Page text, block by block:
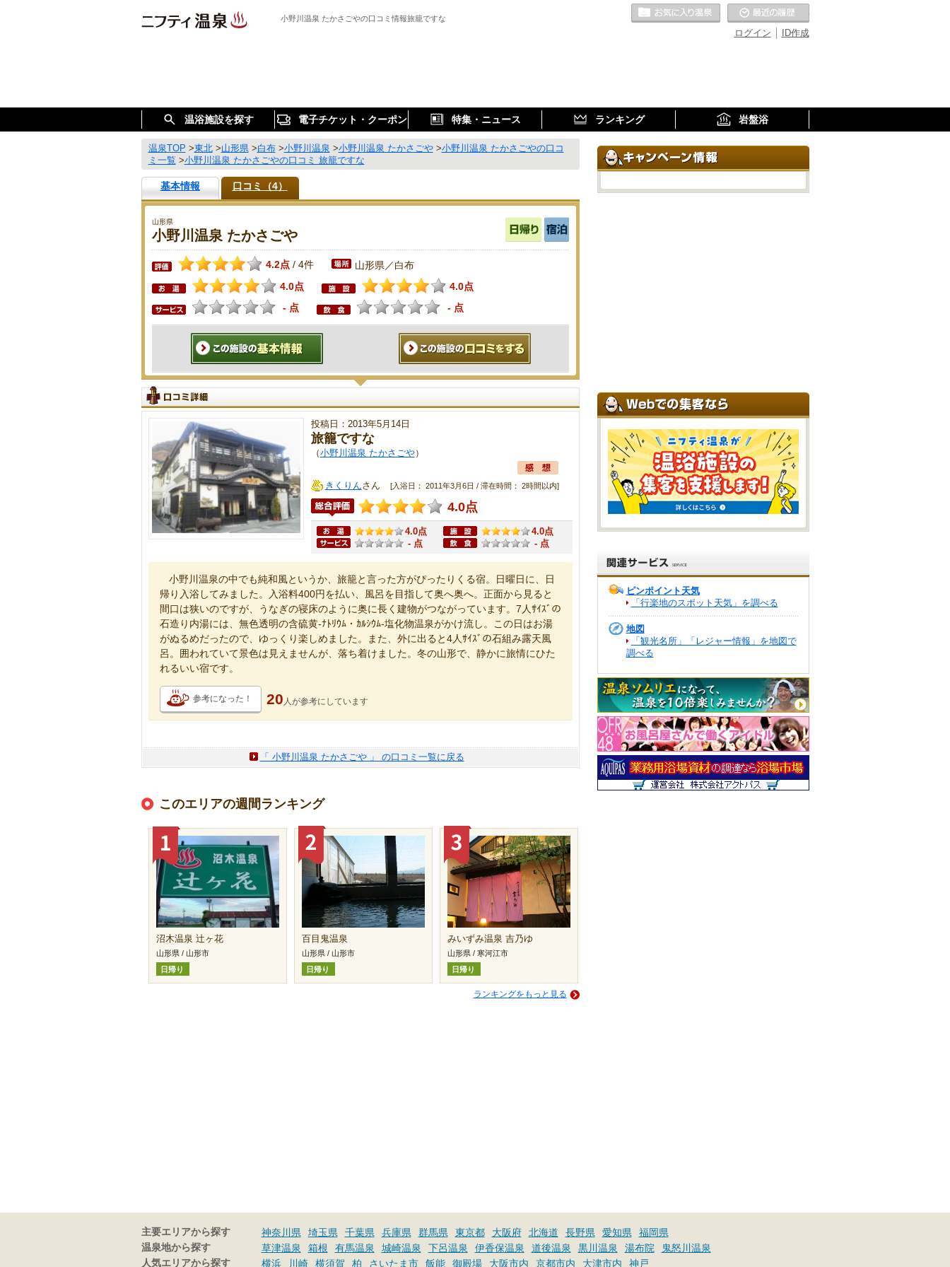
小野川温泉 たかさごやの口コミ情報旅籠ですな
ID作成
ログイン
お気に入りの温泉
温浴施設を探す 電子チケット・クーポン 特集・ニュース ランキング 岩盤浴
温泉TOP >東北>山形県>白布>小野川温泉 >小野川温泉 たかさごや>小野川温泉 たかさごやの口コ
ミ一覧 >小野川温泉 たかさごやの口コミ 旅籠ですな
基本情報 口コミ（4）
山形県
小野川温泉 たかさごや
4.2点 / 4件 山形県／白布
4.0点
4.0点
- 点
- 点
投稿日：2013年5月14日
旅籠ですな
（小野川温泉 たかさごや）
きくりんさん [入浴日： 2011年3月6日 / 滞在時間： 2時間以内]
4.0点
4.0点
4.0点
- 点
- 点
小野川温泉の中でも純和風というか、旅籠と言った方がぴったりくる宿。日曜日に、日
帰り入浴してみました。入浴料400円を払い、風呂を目指して奥へ奥へ。正面から見ると
間口は狭いのですが、うなぎの寝床のように奥に長く建物がつながっています。7人ｻｲｽﾞの
石造り内湯には、無色透明の含硫黄-ﾅﾄﾘｳﾑ・ｶﾙｼｳﾑ-塩化物温泉がかけ流し。この日はお湯
がぬるめだったので、ゆっくり楽しめました。また、外に出ると4人ｻｲｽﾞの石組み露天風
呂。囲われていて景色は見えませんが、落ち着けました。冬の山形で、静かに旅情にひた
れるいい宿です。
参考になった！ 20 人が参考にしています
「 小野川温泉 たかさごや 」 の口コミ一覧に戻る
このエリアの週間ランキング
沼木温泉 辻ヶ花
山形県 / 山形市
日帰り
百目鬼温泉
山形県 / 山形市
日帰り
みいずみ温泉 吉乃ゆ
山形県 / 寒河江市
日帰り
ランキングをもっと見る
ピンポイント天気
「行楽地のスポット天気」を調べる
地図
「観光名所」「レジャー情報」を地図で
調べる
主要エリアから探す 神奈川県 埼玉県 千葉県 兵庫県 群馬県 東京都 大阪府 北海道 長野県 愛知県 福岡県
温泉地から探す 草津温泉 箱根 有馬温泉 城崎温泉 下呂温泉 伊香保温泉 道後温泉 黒川温泉 湯布院 鬼怒川温泉
人気エリアから探す 横浜 川崎 横須賀 柏 さいたま市 飯能 御殿場 大阪市内 京都市内 大津市内 神戸